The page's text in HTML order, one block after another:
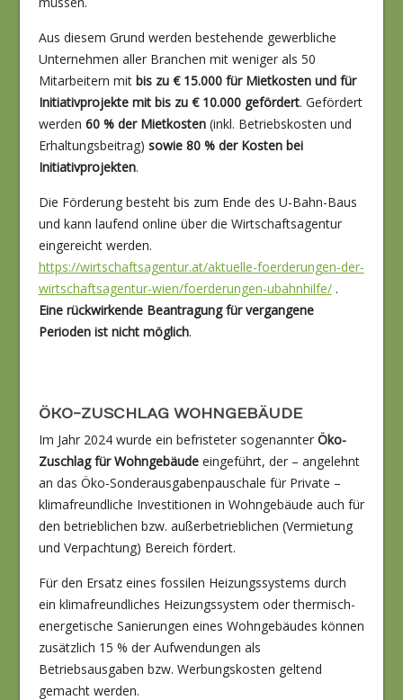
Aus diesem Grund werden bestehende gewerbliche
Unternehmen aller Branchen mit weniger als 50
Mitarbeitern mit bis zu € 15.000 für Mietkosten und für
Initiativprojekte mit bis zu € 10.000 gefördert. Gefördert
werden 60 % der Mietkosten(inkl. Betriebskosten und
Erhaltungsbeitrag) sowie 80 % der Kosten bei
Initiativprojekten.
Die Förderung besteht bis zum Ende des U-Bahn-Baus
und kann laufend online über die Wirtschafts­agentur
eingereicht werden.
https://wirtschaftsagentur.at/aktuelle-foerderungen-der-
wirtschaftsagentur-wien/foerderungen-ubahnhilfe/.
Eine rückwirkende Beantragung für vergangene
Perioden ist nicht möglich.
ÖKO-ZUSCHLAG WOHNGEBÄUDE
Im Jahr 2024 wurde ein befristeter sogenannter Öko-
Zuschlag für Wohngebäudeeingeführt, der – angelehnt
an das Öko-Sonderausgabenpauschale für Private –
klimafreundliche Investitionen in Wohngebäude auch für
den betrieblichen bzw. außerbetrieblichen (Vermietung
und Verpachtung) Bereich fördert.
Für den Ersatz eines fossilen Heizungssystems durch
ein klimafreundliches Heizungssystem oder thermisch-
energetische Sanierungen eines Wohngebäudes können
zusätzlich 15 % der Aufwendungen als
Betriebsausgaben bzw. Werbungskosten geltend
gemacht werden.